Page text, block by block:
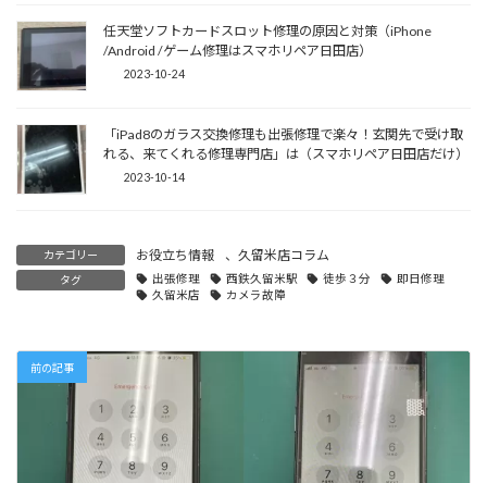
任天堂ソフトカードスロット修理の原因と対策（iPhone
/Android /ゲーム修理はスマホリペア日田店）
2023-10-24
「iPad8のガラス交換修理も出張修理で楽々！玄関先で受け取
れる、来てくれる修理専門店」は（スマホリペア日田店だけ）
2023-10-14
カテゴリー お役立ち情報 、 久留米店コラム
タグ 出張修理 西鉄久留米駅 徒歩３分
即日修理
久留米店
カメラ故障
前の記事